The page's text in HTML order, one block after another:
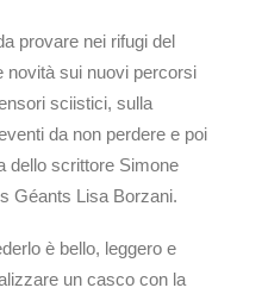
provare nei rifugi del
novità sui nuovi percorsi
sciistici, sulla
da non perdere e poi
dello scrittore Simone
Géants Lisa Borzani.
è bello, leggero e
un casco con la